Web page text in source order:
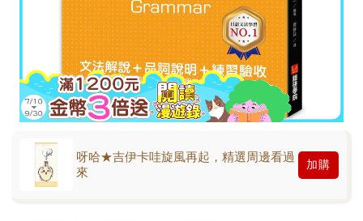
呀哈★吉伊卡哇旋風再起，精選周邊看過
來
加購